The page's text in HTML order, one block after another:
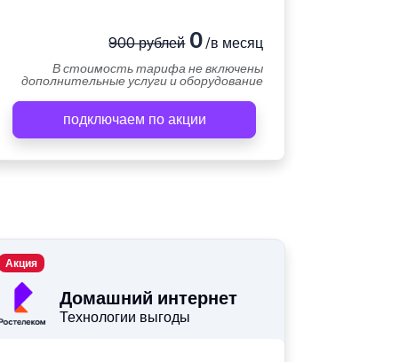
900 рублей0/в месяц
В стоимость тарифа не включены
дополнительные услуги и оборудование
подключаем по акции
Домашний интернет
Технологии выгоды
Акция